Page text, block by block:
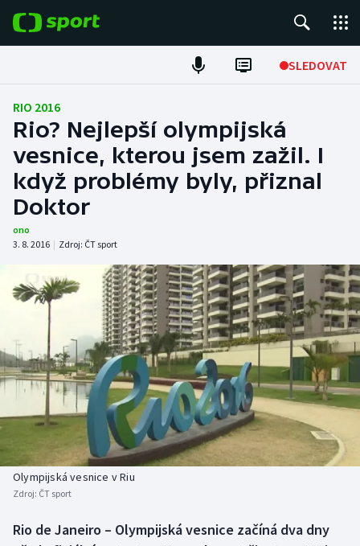
SLEDOVAT
Fotbal
Hokej
Tenis
Atletika
DALŠÍ SPORTY
Americký fotbal
Baseball a softbal
Basketbal
Biatlon
Boby a skeleton
Box
NEPŘEHLÉDNĚTE
Soutěže
Historické návraty
Aplikace ČT sport
AZ kvíz
RIO 2016
Rio? Nejlepší olympijská
vesnice, kterou jsem zažil. I
když problémy byly, přiznal
Doktor
ono
3. 8. 2016 | Zdroj: ČT sport
Olympijská vesnice v Riu
Zdroj: ČT sport
Rio de Janeiro – Olympijská vesnice začíná dva dny